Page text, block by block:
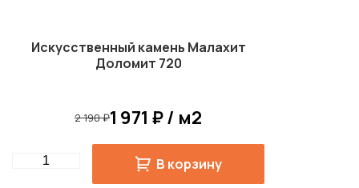
Искусственный камень Малахит
Доломит 720
2 190 ₽1 971 ₽ / м2
Quantity В корзину